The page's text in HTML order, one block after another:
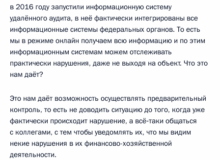
в 2016 году запустили информационную систему
удалённого аудита, в неё фактически интегрированы все
информационные системы федеральных органов. То есть
мы в режиме онлайн получаем всю информацию и по этим
информационным системам можем отслеживать
практически нарушения, даже не выходя на объект. Что это
нам даёт?
Это нам даёт возможность осуществлять предварительный
контроль, то есть не доводить ситуацию до того, когда уже
фактически происходит нарушение, а всё‑таки общаться
с коллегами, с тем чтобы уведомлять их, что мы видим
некие нарушения в их финансово-хозяйственной
деятельности.